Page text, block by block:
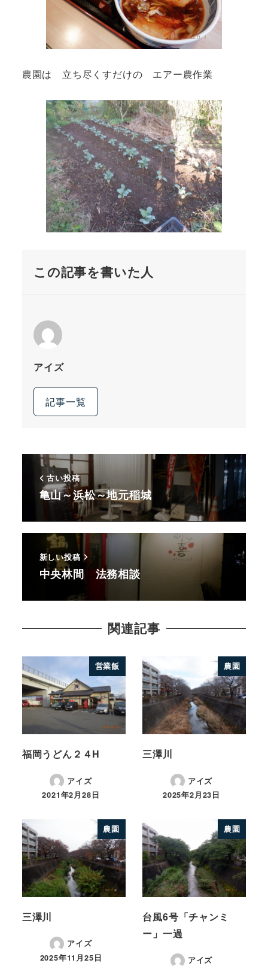
農園は 立ち尽くすだけの エアー農作業
この記事を書いた人
アイズ
記事一覧
古い投稿
亀山～浜松～地元稲城
新しい投稿
中央林間 法務相談
関連記事
営業飯
福岡うどん２４H
アイズ
2021年2月28日
農園
三澤川
アイズ
2025年2月23日
農園
三澤川
アイズ
2025年11月25日
農園
台風6号「チャンミ
ー」一過
アイズ